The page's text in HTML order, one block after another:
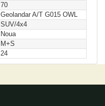
70
Geolandar A/T G015 OWL
SUV/4x4
Noua
M+S
24